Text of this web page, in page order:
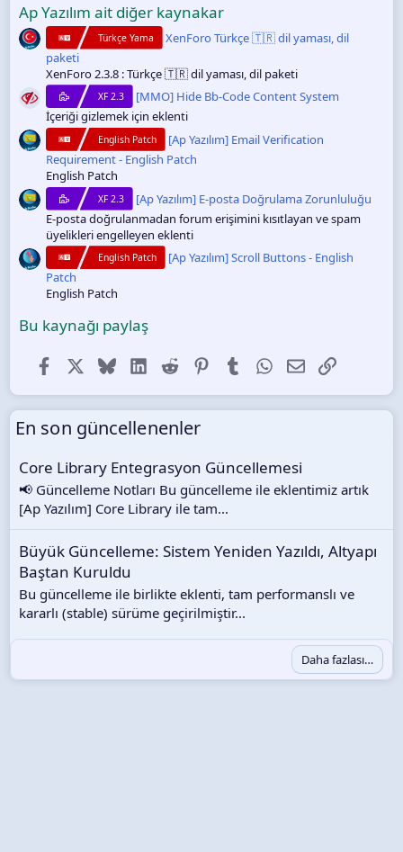
l
d
ı
Ap Yazılım ait diğer kaynakar
Türkçe Yama
XenForo Türkçe 🇹🇷 dil yaması, dil
paketi
XenForo 2.3.8 : Türkçe 🇹🇷 dil yaması, dil paketi
XF 2.3
[MMO] Hide Bb-Code Content System
İçeriği gizlemek için eklenti
English Patch
[Ap Yazılım] Email Verification
Requirement - English Patch
English Patch
XF 2.3
[Ap Yazılım] E-posta Doğrulama Zorunluluğu
E-posta doğrulanmadan forum erişimini kısıtlayan ve spam
üyelikleri engelleyen eklenti
English Patch
[Ap Yazılım] Scroll Buttons - English
Patch
English Patch
Bu kaynağı paylaş
FacebookX (Twitter)
BlueskyLinkedIn
Reddit PinterestTumblr WhatsApp
E-postaLink
En son güncellenenler
Core Library Entegrasyon Güncellemesi
📢 Güncelleme Notları Bu güncelleme ile eklentimiz artık
[Ap Yazılım] Core Library ile tam...
Büyük Güncelleme: Sistem Yeniden Yazıldı, Altyapı
Baştan Kuruldu
Bu güncelleme ile birlikte eklenti, tam performanslı ve
kararlı (stable) sürüme geçirilmiştir...
Daha fazlası…